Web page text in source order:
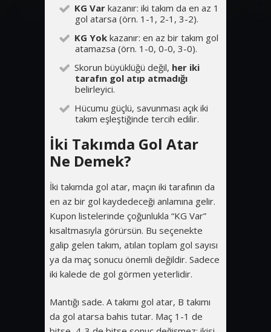
KG Varkazanır: iki takım da en az 1
gol atarsa (örn. 1-1, 2-1, 3-2).
KG Yokkazanır: en az bir takım gol
atamazsa (örn. 1-0, 0-0, 3-0).
Skorun büyüklüğü değil, her iki
tarafın gol atıp atmadığı
belirleyici.
Hücumu güçlü, savunması açık iki
takım eşleştiğinde tercih edilir.
İki Takımda Gol Atar
Ne Demek?
İki takımda gol atar, maçın iki tarafının da
en az bir gol kaydedeceği anlamına gelir.
Kupon listelerinde çoğunlukla “KG Var”
kısaltmasıyla görürsün. Bu seçenekte
galip gelen takım, atılan toplam gol sayısı
ya da maç sonucu önemli değildir. Sadece
iki kalede de gol görmen yeterlidir.
Mantığı sade. A takımı gol atar, B takımı
da gol atarsa bahis tutar. Maç 1-1 de